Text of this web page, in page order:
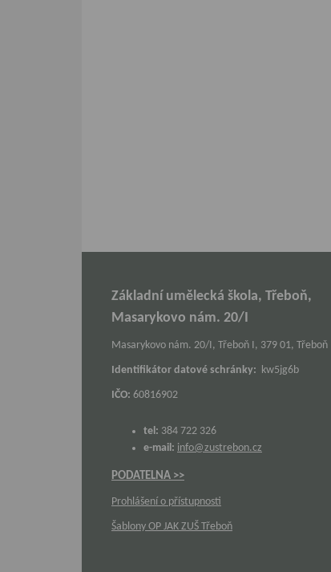
Základní umělecká škola, Třeboň,
Masarykovo nám. 20/I
Masarykovo nám. 20/I, Třeboň I, 379 01, Třeboň
Identifikátor datové schránky: kw5jg6b
IČO: 60816902
tel: 384 722 326
e-mail: info@zustrebon.cz
PODATELNA >>
Prohlášení o přístupnosti
Šablony OP JAK ZUŠ Třeboň